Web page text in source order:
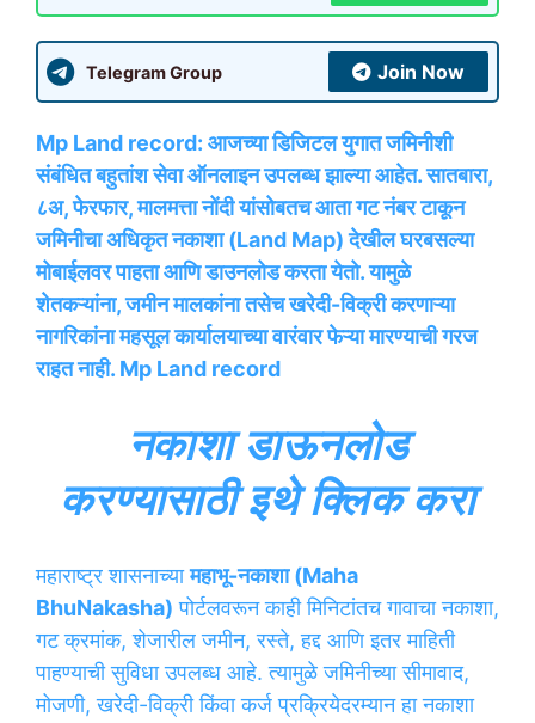
Telegram Group Join Now
Mp Land record: आजच्या डिजिटल युगात जमिनीशी
संबंधित बहुतांश सेवा ऑनलाइन उपलब्ध झाल्या आहेत. सातबारा,
८अ, फेरफार, मालमत्ता नोंदी यांसोबतच आता गट नंबर टाकून
जमिनीचा अधिकृत नकाशा (Land Map) देखील घरबसल्या
मोबाईलवर पाहता आणि डाउनलोड करता येतो. यामुळे
शेतकऱ्यांना, जमीन मालकांना तसेच खरेदी-विक्री करणाऱ्या
नागरिकांना महसूल कार्यालयाच्या वारंवार फेऱ्या मारण्याची गरज
राहत नाही. Mp Land record
नकाशा डाऊनलोड
करण्यासाठी इथे क्लिक करा
महाराष्ट्र शासनाच्यामहाभू-नकाशा (Maha
BhuNakasha) पोर्टलवरून काही मिनिटांतच गावाचा नकाशा,
गट क्रमांक, शेजारील जमीन, रस्ते, हद्द आणि इतर माहिती
पाहण्याची सुविधा उपलब्ध आहे. त्यामुळे जमिनीच्या सीमावाद,
मोजणी, खरेदी-विक्री किंवा कर्ज प्रक्रियेदरम्यान हा नकाशा